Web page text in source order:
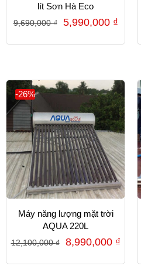
lít Sơn Hà Eco
9,690,000₫ 5,990,000 ₫
-26%
Máy năng lượng mặt trời
AQUA 220L
12,100,000₫ 8,990,000 ₫